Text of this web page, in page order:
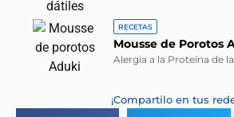
RECETAS
Mousse de Porotos
Alergia a la Proteína de la
¡Compartilo en tus